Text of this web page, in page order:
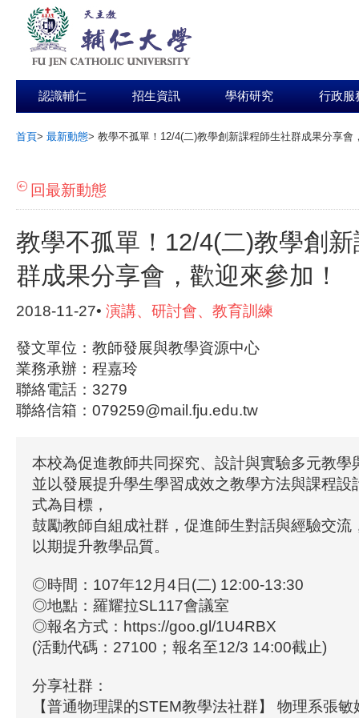
認識輔仁 招生資訊 學術研究 行政服
首頁> 最新動態> 教學不孤單！12/4(二)教學創新課程師生社群成果分享會
回最新動態
教學不孤單！12/4(二)教學創
群成果分享會，歡迎來參加！
2018-11-27• 演講、研討會、教育訓練
發文單位：教師發展與教學資源中心
業務承辦：程嘉玲
聯絡電話：3279
聯絡信箱：079259@mail.fju.edu.tw
本校為促進教師共同探究、設計與實驗多元教學
並以發展提升學生學習成效之教學方法與課程設
式為目標，
鼓勵教師自組成社群，促進師生對話與經驗交流
以期提升教學品質。
◎時間：107年12月4日(二) 12:00-13:30
◎地點：羅耀拉SL117會議室
◎報名方式：https://goo.gl/1U4RBX
(活動代碼：27100；報名至12/3 14:00截止)
分享社群：
【普通物理課的STEM教學法社群】 物理系張敏